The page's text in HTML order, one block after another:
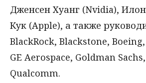
Дженсен Хуанг (Nvidia),
Кук (Apple), а также
BlackRock, Blackstone,
GE Aerospace, Goldman
Qualcomm.